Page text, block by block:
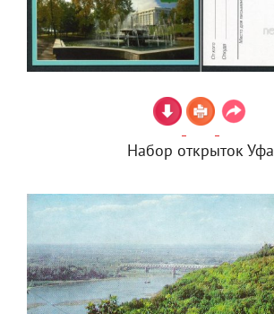
Набор открыток Уфа